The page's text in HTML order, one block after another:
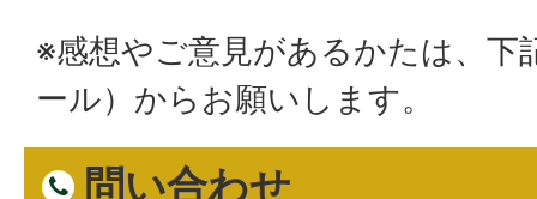
※感想やご意見があるかたは、下
ール）からお願いします。
問い合わせ